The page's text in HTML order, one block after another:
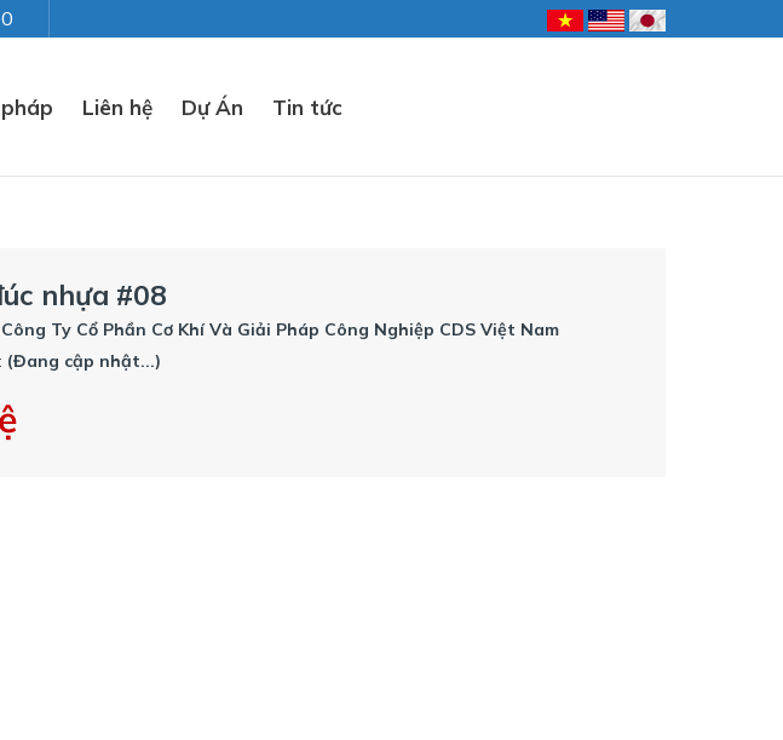
Liên hệ Dự Án Tin tức
nhựa #08
Công Ty Cổ Phần Cơ Khí Và Giải Pháp Công Nghiệp CDS Việt Nam
(Đang cập nhật...)